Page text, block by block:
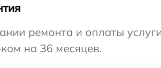
ремонта и оплаты
на 36 месяцев.